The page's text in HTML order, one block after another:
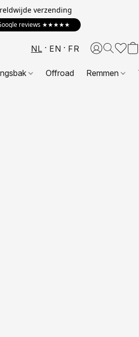
verzending
reviews ★★★★★
NL EN FR
Offroad Remmen